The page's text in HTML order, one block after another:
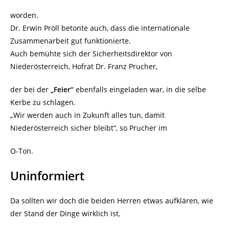
worden.
Dr. Erwin Pröll betonte auch, dass die internationale
Zusammenarbeit gut funktionierte.
Auch bemühte sich der Sicherheitsdirektor von
Niederösterreich, Hofrat Dr. Franz Prucher,
der bei der „Feier“ ebenfalls eingeladen war, in die selbe
Kerbe zu schlagen.
„Wir werden auch in Zukunft alles tun, damit
Niederösterreich sicher bleibt“, so Prucher im
O-Ton.
Uninformiert
Da sollten wir doch die beiden Herren etwas aufklären, wie
der Stand der Dinge wirklich ist,